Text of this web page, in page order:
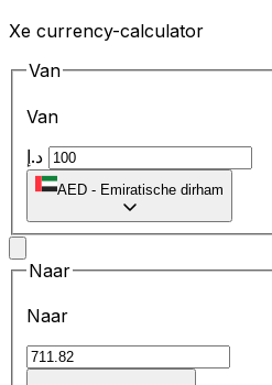
Xe currency-calculator
Van
Van
AED - Emiratische dirham
Naar
Naar